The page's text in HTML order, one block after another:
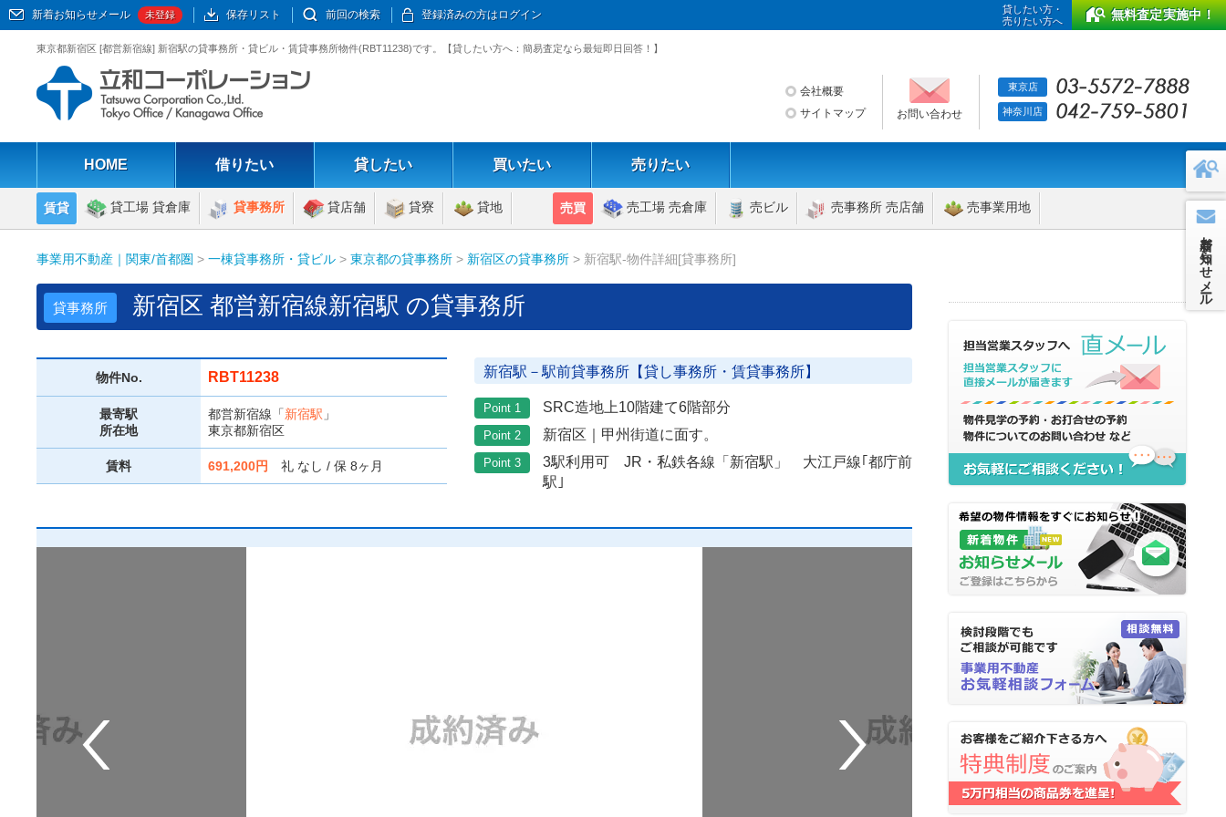
新着お知らせメール 未登録 保存リスト 前回の検索 登録済みの方はログイン
貸したい方・
売りたい方へ
無料査定実施中！
東京都新宿区 [都営新宿線] 新宿駅の貸事務所・貸ビル・賃貸事務所物件(RBT11238)です。【貸したい方へ：簡易査定なら最短即日回答！】
会社概要
サイトマップ
お問い合わせ
東京店
神奈川店
HOME 借りたい 貸したい 買いたい 売りたい
賃貸 貸工場 貸倉庫 貸事務所 貸店舗 貸寮 貸地 売買 売工場 売倉庫 売ビル 売事務所 売店舗 売事業用地
事業用不動産｜関東/首都圏 > 一棟貸事務所・貸ビル > 東京都の貸事務所 > 新宿区の貸事務所 > 新宿駅-物件詳細[貸事務所]
貸事務所 新宿区 都営新宿線新宿駅 の貸事務所
物件No. RBT11238
最寄駅
所在地
都営新宿線「新宿駅 」
東京都新宿区
賃料 691,200円 礼 なし / 保 8ヶ月
新宿駅－駅前貸事務所【貸し事務所・賃貸事務所】
Point 1 SRC造地上10階建て6階部分
Point 2 新宿区｜甲州街道に面す。
Point 3
3駅利用可 JR・私鉄各線「新宿駅」 大江戸線｢都庁前
駅｣
新着お知らせメール